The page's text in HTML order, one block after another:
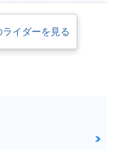
イダーを見る